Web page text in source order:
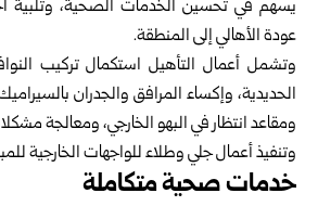
يسهم في تحسين الخدمات الصحية، وتلبية
عودة الأهالي إلى المنطقة.
وتشمل أعمال التأهيل استكمال تركيب
الحديدية، وإكساء المرافق والجدران
ومقاعد انتظار في البهو الخارجي، ومعالجة
وتنفيذ أعمال جلي وطلاء للواجهات الخارجية
خدمات صحية متكاملة